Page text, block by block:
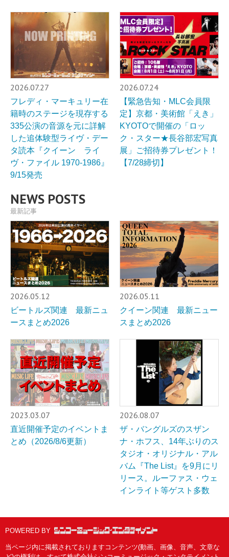
2026.07.27
フレディ・マーキュリー在
籍時のステージを現存する
335公演の音源を元に詳解
した追体験型ライヴ・デー
タ読本『クイーン ライ
ヴ・ファイル 1970-1986』
9/15発売
2026.07.24
【緊急告知・MLC会員限
定】京都・美術館「えき」
KYOTOで開催の「ロッ
ク・スター★長谷部宏写真
展」ご招待券プレゼント！
【7/28締切】
NEWS POSTS
最新記事
2026.05.12
ビートルズ関連 最新ニュ
ースまとめ2026
2026.05.11
クイーン関連 最新ニュー
スまとめ2026
2023.03.07
直近開催予定のイベントま
とめ（2026/8/6更新）
2026.08.07
ザ・バングルズのスザン
ナ・ホフス、14年ぶりのス
タジオ・オリジナル・アル
バム『The List』を9月にリ
リース。ルーファス・ウェ
インライト等ゲスト多数
POWERED BY
当ページ内に掲載されておりますコンテンツ(動画、画像、音声、文章な